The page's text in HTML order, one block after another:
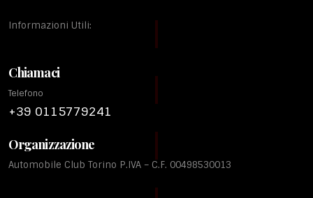
Informazioni Utili:
Chiamaci
Telefono
+39 0115779241
Organizzazione
Automobile Club Torino P.IVA – C.F. 00498530013